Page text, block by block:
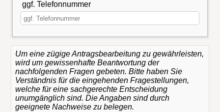
ggf. Telefonnummer
Um eine zügige Antragsbearbeitung zu gewährleisten,
wird um gewissenhafte Beantwortung der
nachfolgenden Fragen gebeten. Bitte haben Sie
Verständnis für die eingehenden Fragestellungen,
welche für eine sachgerechte Entscheidung
unumgänglich sind. Die Angaben sind durch
geeignete Nachweise zu belegen.